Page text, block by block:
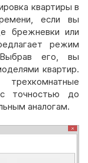
квартиры в
если вы
брежневки или
режим
его, вы
квартир.
точностью до
аналогам.